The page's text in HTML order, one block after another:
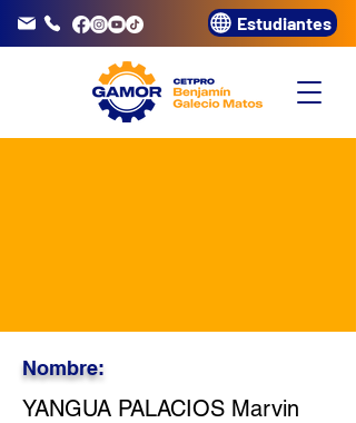
3320072 Estudiantes
Nombre:
YANGUA PALACIOS Marvin